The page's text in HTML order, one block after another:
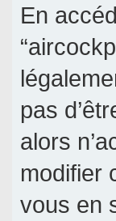
En
pas
alors
modifier
vous en